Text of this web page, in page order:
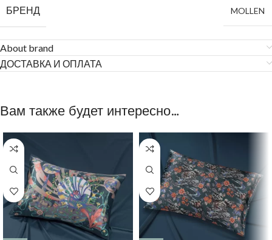
БРЕНД MOLLEN
About brand
ДОСТАВКА И ОПЛАТА
Вам также будет интересно…